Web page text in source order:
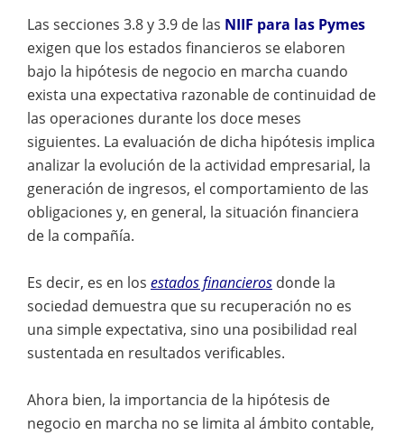
Las secciones 3.8 y 3.9 de las NIIF para las Pymes
exigen que los estados financieros se elaboren
bajo la hipótesis de negocio en marcha cuando
exista una expectativa razonable de continuidad de
las operaciones durante los doce meses
siguientes. La evaluación de dicha hipótesis implica
analizar la evolución de la actividad empresarial, la
generación de ingresos, el comportamiento de las
obligaciones y, en general, la situación financiera
de la compañía.
Es decir, es en los estados financieros donde la
sociedad demuestra que su recuperación no es
una simple expectativa, sino una posibilidad real
sustentada en resultados verificables.
Ahora bien, la importancia de la hipótesis de
negocio en marcha no se limita al ámbito contable,